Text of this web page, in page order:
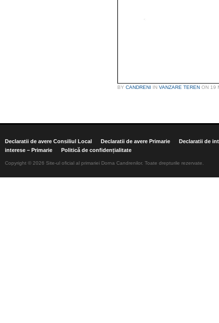
BY CANDRENI IN VANZARE TEREN ON 19
Declaratii de avere Consiliul Local Declaratii de avere Primarie
Declaratii de
interese – Primarie
Politică de confidențialitate
Copyright © 2026 Site-ul oficial al primariei Dorna Candrenilor. Toate drepturile rezervate.